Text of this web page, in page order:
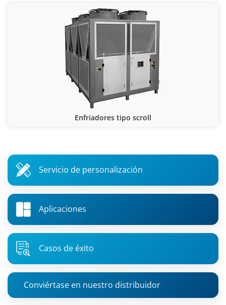
Servicio de personalización
Aplicaciones
Casos de éxito
Conviértase en nuestro distribuidor
Enfriadores tipo scroll